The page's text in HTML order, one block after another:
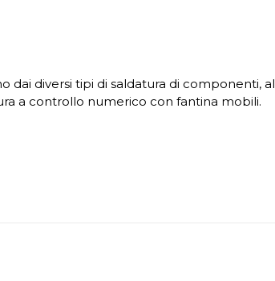
dai diversi tipi di saldatura di componenti,
a controllo numerico con fantina mobili.